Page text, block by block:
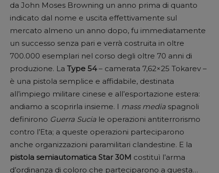
da John Moses Browning un anno prima di quanto
indicato dal nome e uscita effettivamente sul
mercato almeno un anno dopo, fu immediatamente
un successo senza pari e verrà costruita in oltre
700.000 esemplari nel corso degli oltre 70 anni di
produzione. La Type 54– camerata 7,62×25 Tokarev –
è una pistola semplice e affidabile, destinata
all’impiego militare cinese e all’esportazione estera:
andiamo a scoprirla insieme. I mass media spagnoli
definirono Guerra Sucia le operazioni antiterrorismo
contro l’Eta; a queste operazioni parteciparono
anche organizzazioni paramilitari clandestine. E la
pistola semiautomatica Star 30M costituì l’arma
d’ordinanza di coloro che parteciparono a questa…